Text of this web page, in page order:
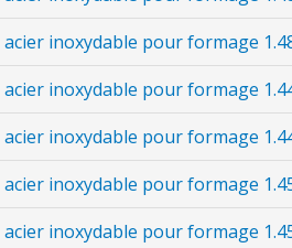
acier inoxydable pour formage
acier inoxydable pour formage
acier inoxydable pour formage
acier inoxydable pour formage
acier inoxydable pour formage